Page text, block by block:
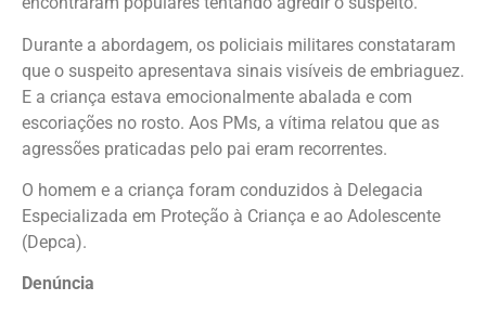
Durante a abordagem, os policiais militares constataram
que o suspeito apresentava sinais visíveis de embriaguez.
E a criança estava emocionalmente abalada e com
escoriações no rosto. Aos PMs, a vítima relatou que as
agressões praticadas pelo pai eram recorrentes.
O homem e a criança foram conduzidos à Delegacia
Especializada em Proteção à Criança e ao Adolescente
(Depca).
Denúncia